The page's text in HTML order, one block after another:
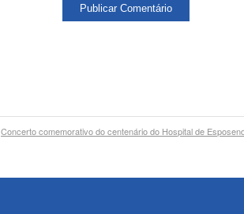
Concerto comemorativo do centenário do Hospital de